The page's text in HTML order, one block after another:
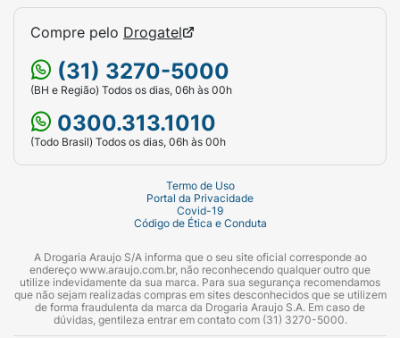
Compre pelo Drogatel
(31) 3270-5000
(BH e Região) Todos os dias, 06h às 00h
0300.313.1010
(Todo Brasil) Todos os dias, 06h às 00h
Termo de Uso
Portal da Privacidade
Covid-19
Código de Ética e Conduta
A Drogaria Araujo S/A informa que o seu site oficial corresponde ao
endereço www.araujo.com.br, não reconhecendo qualquer outro que
utilize indevidamente da sua marca. Para sua segurança recomendamos
que não sejam realizadas compras em sites desconhecidos que se utilizem
de forma fraudulenta da marca da Drogaria Araujo S.A. Em caso de
dúvidas, gentileza entrar em contato com (31) 3270-5000.